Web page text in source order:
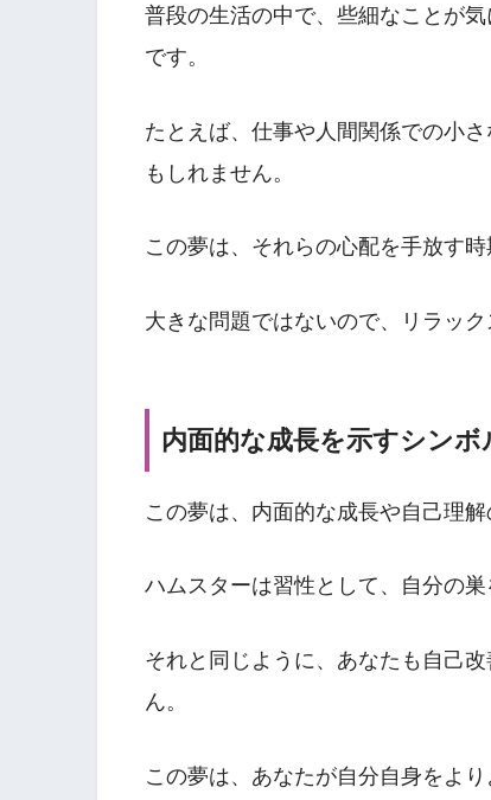
普段の生活の中で、些細なことが
です。
たとえば、仕事や人間関係での小
もしれません。
この夢は、それらの心配を手放す
大きな問題ではないので、リラッ
内面的な成長を示すシンボ
この夢は、内面的な成長や自己理
ハムスターは習性として、自分の巣
それと同じように、あなたも自己
ん。
この夢は、あなたが自分自身をよ